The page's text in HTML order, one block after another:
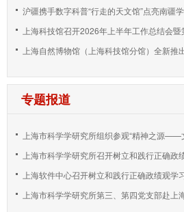
沪疆携手数字科普“行走的天文馆”点亮南疆
上海科技馆召开2026年上半年工作总结会暨
上海自然博物馆（上海科技馆分馆）全新推
专题报道
上海市科学学研究所组织参观“精神之源——
上海市科学学研究所召开树立和践行正确政
上海软件中心召开树立和践行正确政绩观学
上海市科学学研究所第三、第四党支部赴上